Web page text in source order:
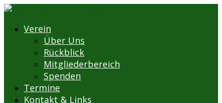
Verein
Über Uns
Rückblick
Mitgliederbereich
Spenden
Termine
Kontakt & Links